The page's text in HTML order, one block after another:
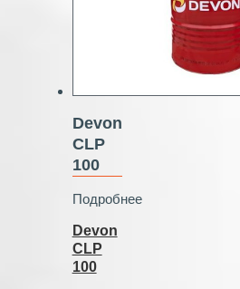
Devon
CLP
100
Подробнее
Devon
CLP
100